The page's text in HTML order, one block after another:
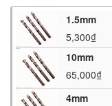
1.5mm
5,300₫
10mm
65,000₫
4mm